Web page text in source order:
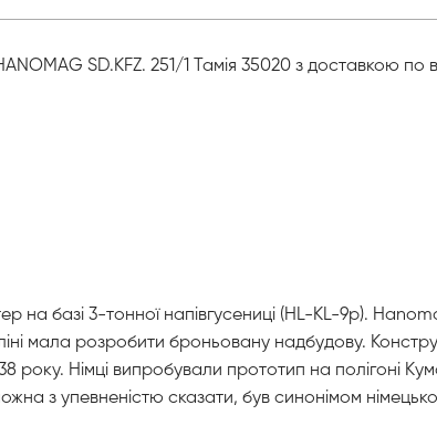
SD.KFZ. 251/1 Тамія 35020 з доставкою по
на базі 3-тонної напівгусениці (HL-KL-9p).
мала розробити броньовану надбудову.
року. Німці випробували прототип на полігоні
з упевненістю сказати, був синонімом